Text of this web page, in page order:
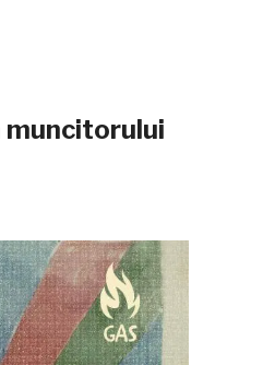
muncitorului